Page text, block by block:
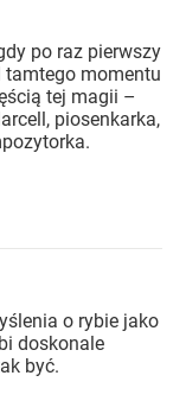
po raz pierwszy
tamtego momentu
tej magii –
piosenkarka,
o rybie jako
doskonale
być.